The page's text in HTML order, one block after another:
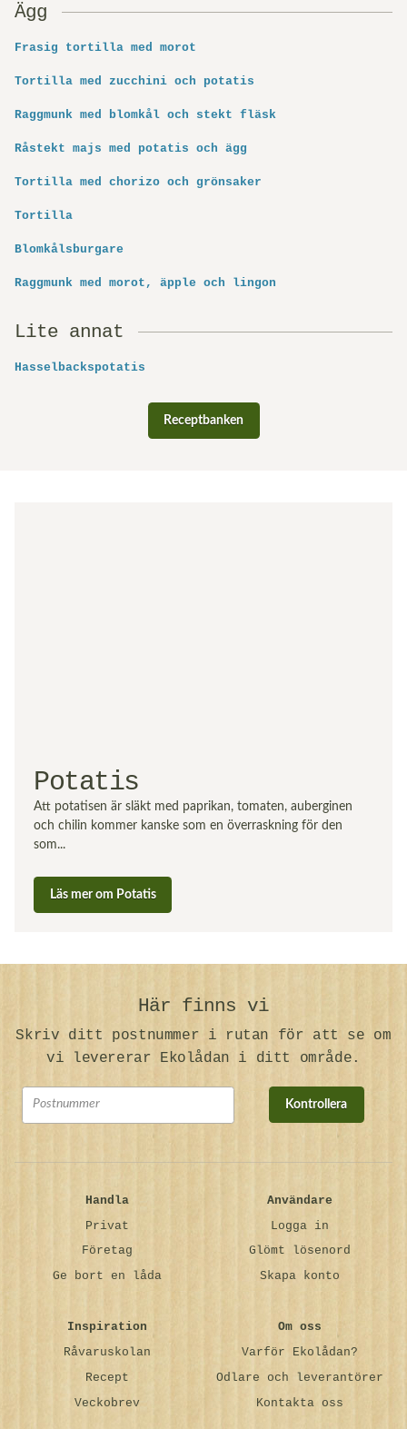
Ägg
Frasig tortilla med morot
Tortilla med zucchini och potatis
Raggmunk med blomkål och stekt fläsk
Råstekt majs med potatis och ägg
Tortilla med chorizo och grönsaker
Tortilla
Blomkålsburgare
Raggmunk med morot, äpple och lingon
Lite annat
Hasselbackspotatis
Receptbanken
Potatis
Att potatisen är släkt med paprikan, tomaten, auberginen
och chilin kommer kanske som en överraskning för den
som...
Läs mer om Potatis
Här finns vi
Skriv ditt postnummer i rutan för att se om
vi levererar Ekolådan i ditt område.
Kontrollera
Handla
Privat
Företag
Ge bort en låda
Användare
Logga in
Glömt lösenord
Skapa konto
Inspiration
Råvaruskolan
Recept
Veckobrev
Om oss
Varför Ekolådan?
Odlare och leverantörer
Kontakta oss